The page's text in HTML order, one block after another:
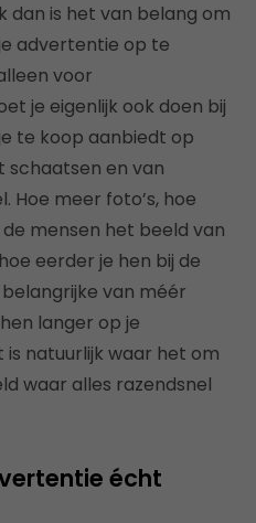
dan is het van belang om
advertentie op te
voor
je eigenlijk ook doen bij
te koop aanbiedt op
schaatsen en van
Hoe meer foto’s, hoe
mensen het beeld van
eerder je hen bij de
van méér
langer op je
natuurlijk waar het om
waar alles razendsnel
écht